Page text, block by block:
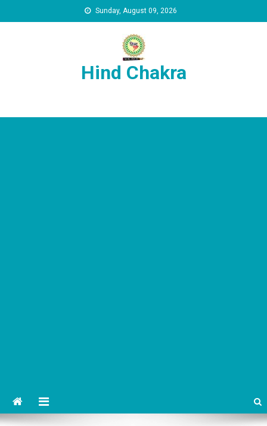
Sunday, August 09, 2026
Hind Chakra